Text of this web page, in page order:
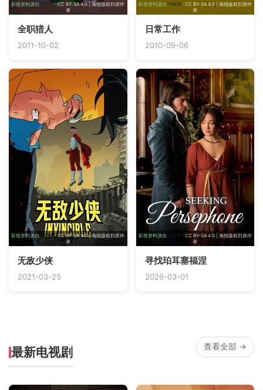
影视资料源自 TMDB· CC BY-SA 4.0 | 海报版权归原作
者
全职猎人
2011-10-02
影视资料源自 TMDB· CC BY-SA 4.0 | 海报版权归原作
者
日常工作
2010-09-06
影视资料源自TMDB· CC BY-SA 4.0 | 海报版权归原作
者
无敌少侠
2021-03-25
影视资料源自 TMDB· CC BY-SA 4.0 | 海报版权归原作
者
寻找珀耳塞福涅
2026-03-01
最新电视剧 查看全部 →